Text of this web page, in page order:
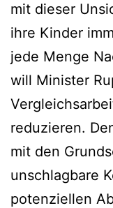
mit dieser
ihre Kinder
jede Menge
will Minister
reduzieren.
mit den
unschlagbare
potenziellen